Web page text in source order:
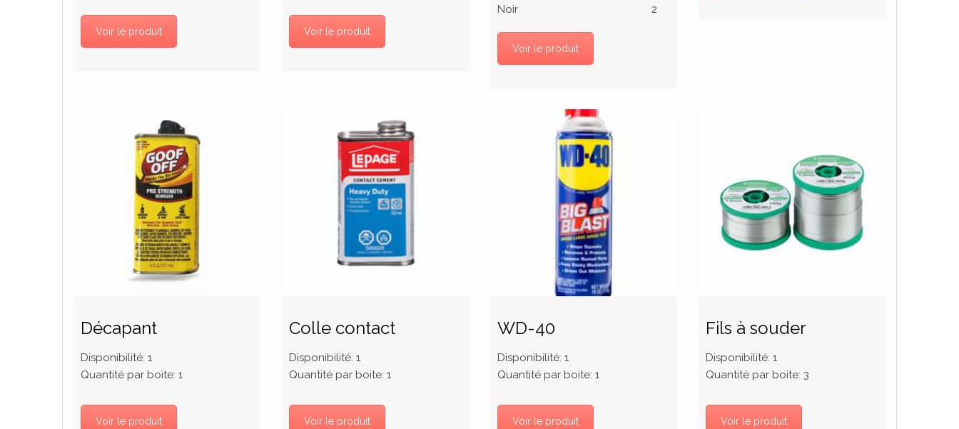
Voir le produit Voir le produit
Noir
2
Voir le produit
Décapant
Disponibilité: 1
Quantité par boite: 1
Voir le produit
Colle contact
Disponibilité: 1
Quantité par boite: 1
Voir le produit
WD-40
Disponibilité: 1
Quantité par boite: 1
Voir le produit
Fils à souder
Disponibilité: 1
Quantité par boite: 3
Voir le produit